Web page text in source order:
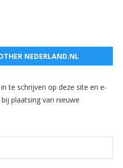
NEDERLAND.NL
te schrijven op deze site en e-
plaatsing van nieuwe